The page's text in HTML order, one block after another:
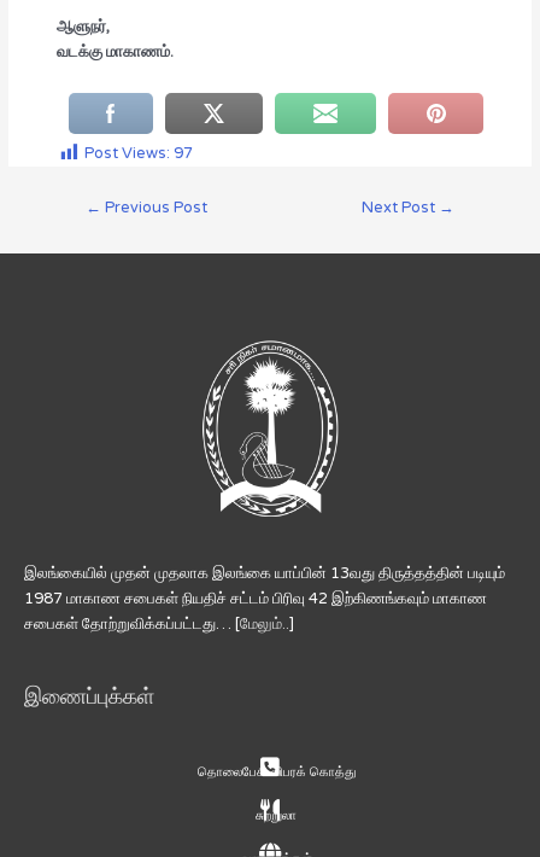
ஆளுநர்,
வடக்கு மாகாணம்.
Post Views: 97
← Previous Post Next Post →
இலங்கையில் முதன் முதலாக இலங்கை யாப்பின் 13வது திருத்தத்தின் படியும்
1987 மாகாண சபைகள் நியதிச் சட்டம் பிரிவு 42 இற்கிணங்கவும் மாகாண
சபைகள் தோற்றுவிக்கப்பட்டது… [மேலும்..]
இணைப்புக்கள்
தொலைபேசி விபரக் கொத்து
சுற்றுலா